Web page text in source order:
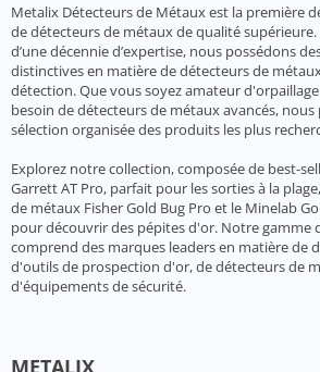
Metalix Détecteurs de Métaux est la première
de détecteurs de métaux de qualité
d’une décennie d’expertise, nous possédons
distinctives en matière de détecteurs de
détection. Que vous soyez amateur
besoin de détecteurs de métaux avancés,
sélection organisée des produits les plus
Explorez notre collection, composée de best-
Garrett AT Pro, parfait pour les sorties à la
de métaux Fisher Gold Bug Pro et le Minelab
pour découvrir des pépites d'or. Notre gamme
comprend des marques leaders en matière de
d'outils de prospection d'or, de détecteurs de
d'équipements de sécurité.
METALIX